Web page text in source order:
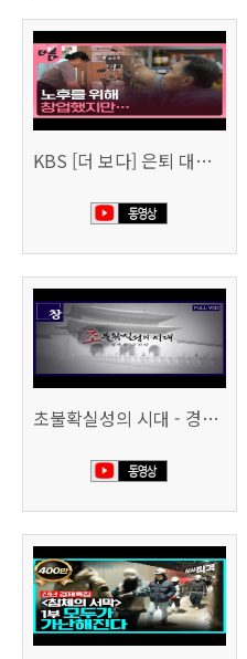
KBS [더 보다] 은퇴 대신 폐업
초불확실성의 시대 - 경제를 구하라 494회 (KBS 25.2.11)